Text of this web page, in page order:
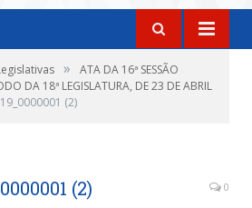
»
ATA DA 16ª SESSÃO
DA 18ª LEGISLATURA, DE 23 DE ABRIL
(2)
(2) 0